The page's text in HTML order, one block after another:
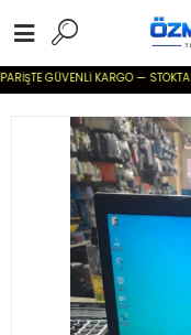
GÜVENLİ KARGO —